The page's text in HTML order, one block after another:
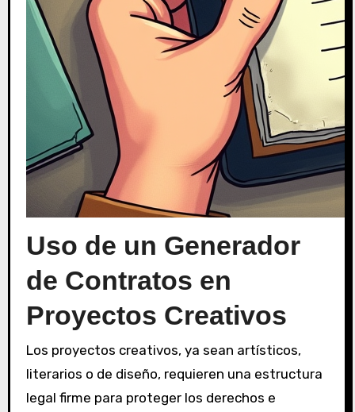
Uso de un Generador
de Contratos en
Proyectos Creativos
Los proyectos creativos, ya sean artísticos,
literarios o de diseño, requieren una estructura
legal firme para proteger los derechos e